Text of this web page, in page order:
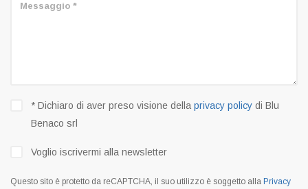
* Dichiaro di aver preso visione della privacy policy di Blu
Benaco srl
Voglio iscrivermi alla newsletter
Questo sito è protetto da reCAPTCHA, il suo utilizzo è soggetto alla Privacy